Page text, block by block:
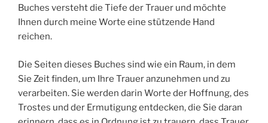
Buches versteht die Tiefe der Trauer und möchte
Ihnen durch meine Worte eine stützende Hand
reichen.
Die Seiten dieses Buches sind wie ein Raum, in dem
Sie Zeit finden, um Ihre Trauer anzunehmen und zu
verarbeiten. Sie werden darin Worte der Hoffnung, des
Trostes und der Ermutigung entdecken, die Sie daran